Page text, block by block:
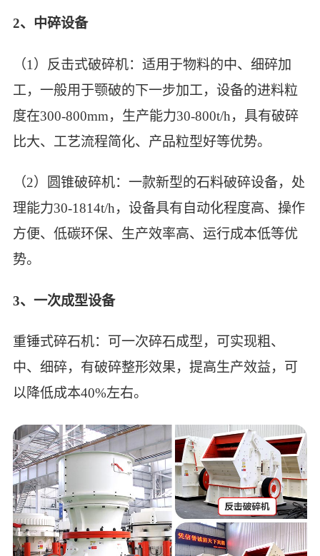
2、中碎设备
（1）反击式破碎机：适用于物料的中、细碎加
工，一般用于颚破的下一步加工，设备的进料粒
度在300-800mm，生产能力30-800t/h，具有破碎
比大、工艺流程简化、产品粒型好等优势。
（2）圆锥破碎机：一款新型的石料破碎设备，处
理能力30-1814t/h，设备具有自动化程度高、操作
方便、低碳环保、生产效率高、运行成本低等优
势。
3、一次成型设备
重锤式碎石机：可一次碎石成型，可实现粗、
中、细碎，有破碎整形效果，提高生产效益，可
以降低成本40%左右。